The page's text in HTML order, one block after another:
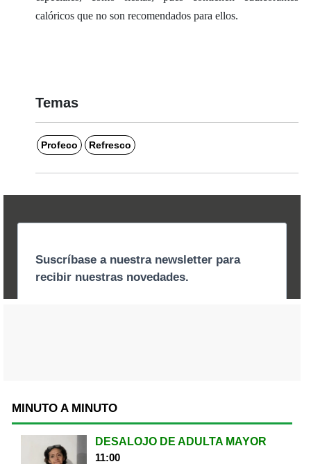
calóricos que no son recomendados para ellos.
Temas
Profeco Refresco
MINUTO A MINUTO
DESALOJO DE ADULTA MAYOR
11:00